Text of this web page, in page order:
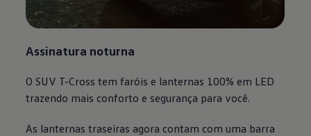
Assinatura noturna
O SUV T-Cross tem faróis e lanternas 100% em LED
trazendo mais conforto e segurança para você.
As lanternas traseiras agora contam com uma barra